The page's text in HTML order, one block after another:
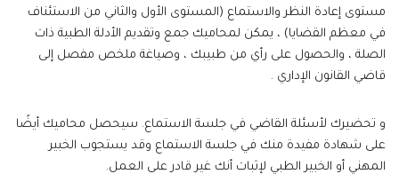
مستوى إعادة النظر والاستماع (المستوى الأول والثاني من الاستئناف
في معظم القضايا) ، يمكن لمحاميك جمع وتقديم الأدلة الطبية ذات
الصلة ، والحصول على رأي من طبيبك ، وصياغة ملخص مفصل إلى
قاضي القانون الإداري .
و تحضيرك لأسئلة القاضي في جلسة الاستماع. سيحصل محاميك أيضًا
على شهادة مفيدة منك في جلسة الاستماع وقد يستجوب الخبير
المهني أو الخبير الطبي لإثبات أنك غير قادر على العمل.